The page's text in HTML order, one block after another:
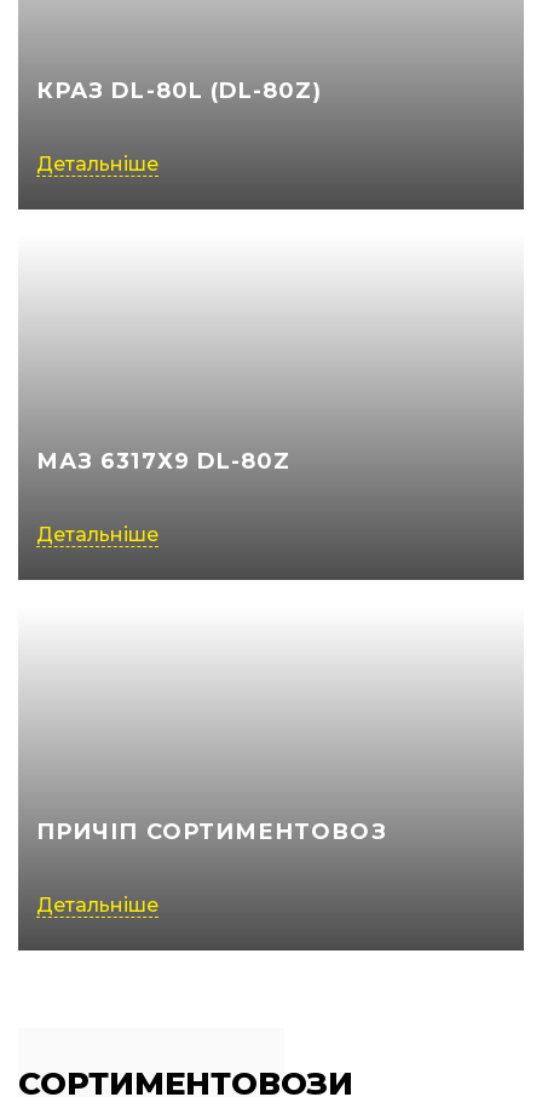
КРАЗ DL-80L (DL-80Z)
Детальніше
МАЗ 6317Х9 DL-80Z
Детальніше
ПРИЧІП СОРТИМЕНТОВОЗ
Детальніше
СОРТИМЕНТОВОЗИ